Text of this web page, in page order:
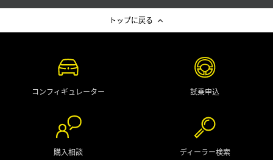
トップに戻る
コンフィギュレーター 試乗申込
購入相談 ディーラー検索